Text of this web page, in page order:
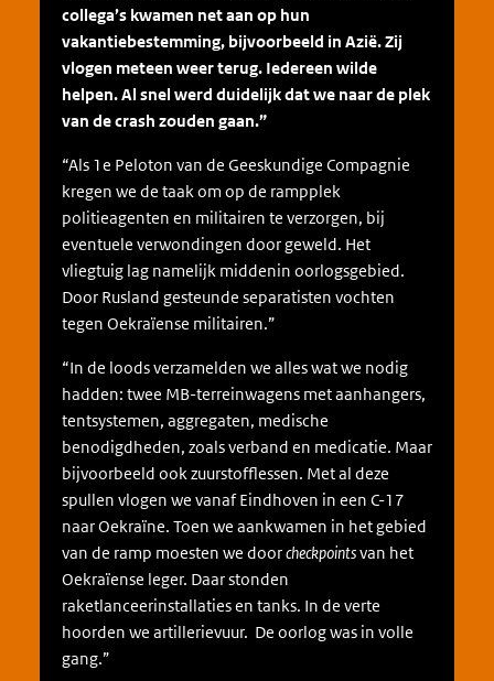
collega’s kwamen net aan op hun
vakantiebestemming, bijvoorbeeld in Azië. Zij
vlogen meteen weer terug. Iedereen wilde
helpen. Al snel werd duidelijk dat we naar de plek
van de crash zouden gaan.”
“Als 1e Peloton van de Geeskundige Compagnie
kregen we de taak om op de rampplek
politieagenten en militairen te verzorgen, bij
eventuele verwondingen door geweld. Het
vliegtuig lag namelijk middenin oorlogsgebied.
Door Rusland gesteunde separatisten vochten
tegen Oekraïense militairen.”
“In de loods verzamelden we alles wat we nodig
hadden: twee MB-terreinwagens met aanhangers,
tentsystemen, aggregaten, medische
benodigdheden, zoals verband en medicatie. Maar
bijvoorbeeld ook zuurstofflessen. Met al deze
spullen vlogen we vanaf Eindhoven in een C-17
naar Oekraïne. Toen we aankwamen in het gebied
van de ramp moesten we doorcheckpointsvan het
Oekraïense leger. Daar stonden
raketlanceerinstallaties en tanks. In de verte
hoorden we artillerievuur. De oorlog was in volle
gang.”